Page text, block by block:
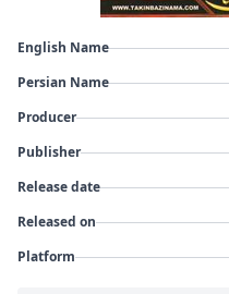
English Name
Persian Name
Producer
Publisher
Release date
Released on
Platform